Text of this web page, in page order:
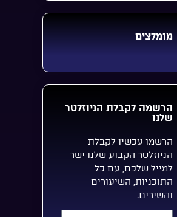
מומלצים
הרשמה לקבלת הניוזלטר
שלנו
הרשמו עכשיו לקבלת
הניוזלטר הקבוע שלנו ישר
למייל שלכם, עם כל
התוכניות, השיעורים
והשירים.